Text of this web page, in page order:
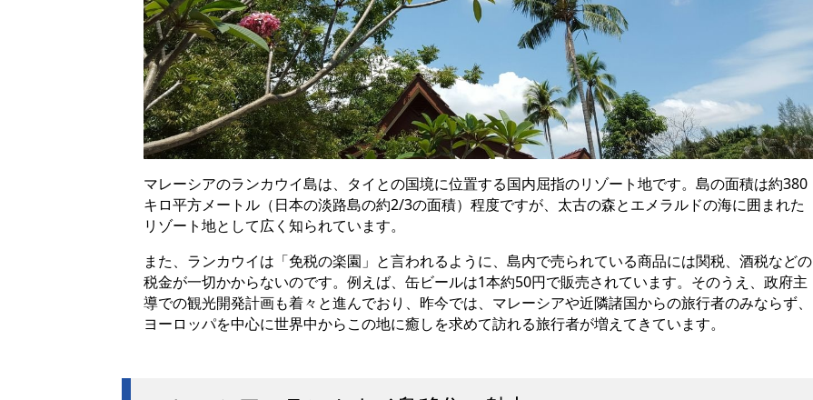
マレーシアのランカウイ島は、タイとの国境に位置する国内屈指のリゾート地です。島の面積は約380
キロ平方メートル（日本の淡路島の約2/3の面積）程度ですが、太古の森とエメラルドの海に囲まれた
リゾート地として広く知られています。
また、ランカウイは「免税の楽園」と言われるように、島内で売られている商品には関税、酒税などの
税金が一切かからないのです。例えば、缶ビールは1本約50円で販売されています。そのうえ、政府主
導での観光開発計画も着々と進んでおり、昨今では、マレーシアや近隣諸国からの旅行者のみならず、
ヨーロッパを中心に世界中からこの地に癒しを求めて訪れる旅行者が増えてきています。